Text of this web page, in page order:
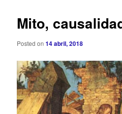
Mito,
Posted on14 abril, 2018